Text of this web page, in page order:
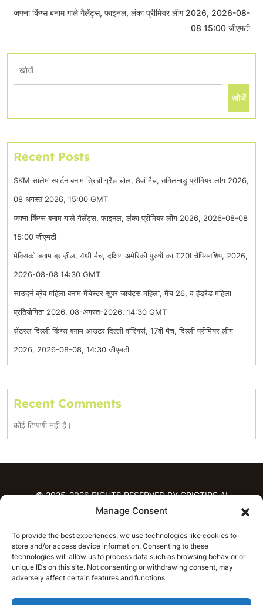
Manage Consent
To provide the best experiences, we use technologies like cookies to
store and/or access device information. Consenting to these
technologies will allow us to process data such as browsing behavior or
unique IDs on this site. Not consenting or withdrawing consent, may
adversely affect certain features and functions.
जफ्ना किंग्स बनाम गाले गैलेंट्स, फाइनल, लंका प्रीमियर लीग 2026, 2026-08-
08 15:00 जीएमटी
खोजें
खोजें
Recent Posts
SKM सालेम स्पार्टन बनाम त्रिची ग्रैंड चोल, 8वां मैच, तमिलनाडु प्रीमियर लीग 2026,
08 अगस्त 2026, 15:00 GMT
जफ्ना किंग्स बनाम गाले गैलेंट्स, फाइनल, लंका प्रीमियर लीग 2026, 2026-08-08
15:00 जीएमटी
मेक्सिको बनाम ब्राज़ील, 4थी मैच, दक्षिण अमेरिकी पुरुषों का T20I चैंपियनशिप, 2026,
2026-08-08 14:30 GMT
साउदर्न ब्रेव महिला बनाम मैंचेस्टर सुपर जायंट्स महिला, मैच 26, द हंड्रेड महिला
प्रतियोगिता 2026, 08-अगस्त-2026, 14:30 GMT
सेंट्रल दिल्ली किंग्स बनाम आउटर दिल्ली वॉरियर्स, 17वीं मैच, दिल्ली प्रीमियर लीग
2026, 2026-08-08, 14:30 जीएमटी
Recent Comments
कोई टिप्पणी नही है।
© 2025-2026 RIGHTS RESERVED BY CRICTIPS.AI
भविष्यवाणियाँ
आईपीएल भविष्यवाणियाँ
टी20 लीग भविष्यवाणियाँ
महिला क्रिकेट
नवीनतम क्रिकेट भविष्यवाणियाँ
भविष्यवाणी विश्लेषण
समाचार